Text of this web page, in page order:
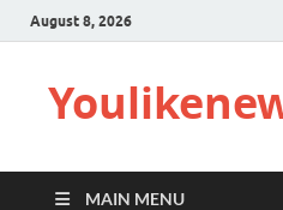
August 8, 2026
MAIN MENU